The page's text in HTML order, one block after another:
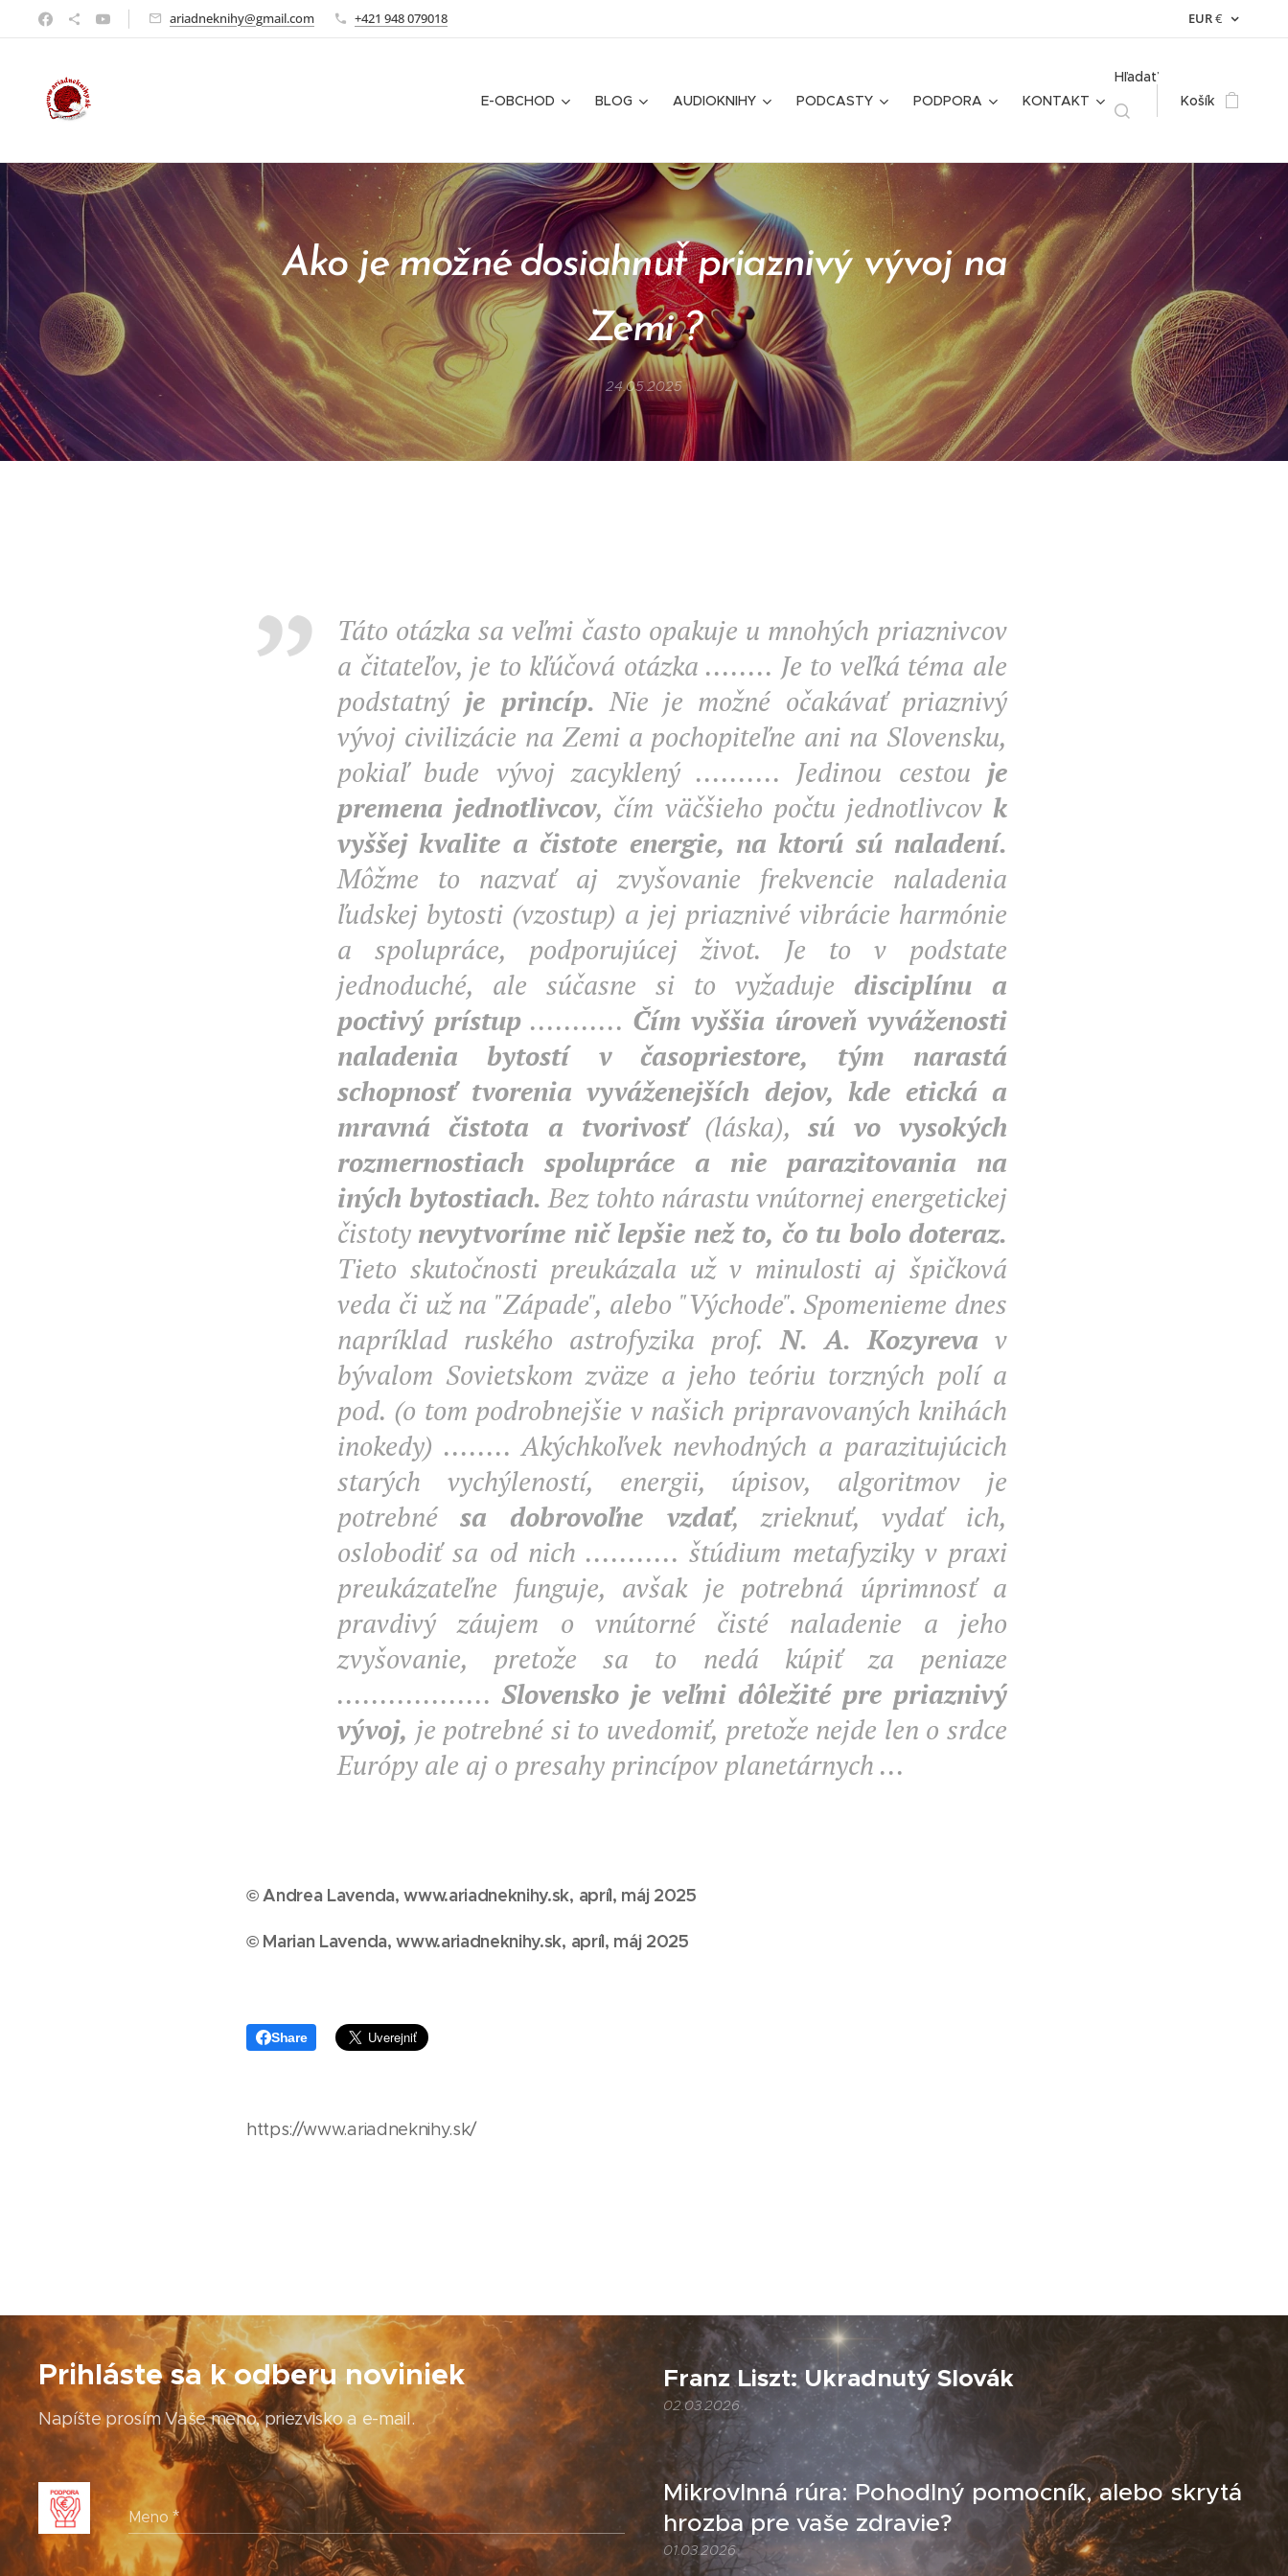
ariadneknihy@gmail.com +421 948 079018 EUR€
E-OBCHOD BLOG AUDIOKNIHY PODCASTY PODPORA KONTAKT
Hľadať
Košík
Ako je možné dosiahnuť priaznivý vývoj na
Zemi ?
24.05.2025
Táto otázka sa veľmi často opakuje u mnohých priaznivcov
a čitateľov, je to kľúčová otázka ........ Je to veľká téma ale
podstatný je princíp.Nie je možné očakávať priaznivý
vývoj civilizácie na Zemi a pochopiteľne ani na Slovensku,
pokiaľ bude vývoj zacyklený .......... Jedinou cestou je
premena jednotlivcov, čím väčšieho počtu jednotlivcovk
vyššej kvalite a čistote energie, na ktorú sú naladení.
Môžme to nazvať aj zvyšovanie frekvencie naladenia
ľudskej bytosti (vzostup) a jej priaznivé vibrácie harmónie
a spolupráce, podporujúcej život. Je to v podstate
jednoduché, ale súčasne si to vyžaduje disciplínu a
poctivý prístup........... Čím vyššia úroveň vyváženosti
naladenia bytostí v časopriestore, tým narastá
schopnosť tvorenia vyváženejších dejov, kde etická a
mravná čistota a tvorivosť(láska),sú vo vysokých
rozmernostiach spolupráce a nie parazitovania na
iných bytostiach. Bez tohto nárastu vnútornej energetickej
čistoty nevytvoríme nič lepšie než to, čo tu bolo doteraz.
Tieto skutočnosti preukázala už v minulosti aj špičková
veda či už na "Západe", alebo "Východe". Spomenieme dnes
napríklad ruského astrofyzika prof.N. A. Kozyreva v
bývalom Sovietskom zväze a jeho teóriu torzných polí a
pod. (o tom podrobnejšie v našich pripravovaných knihách
inokedy) ........ Akýchkoľvek nevhodných a parazitujúcich
starých vychýleností, energii, úpisov, algoritmov je
potrebnésa dobrovoľne vzdať, zrieknuť, vydať ich,
oslobodiť sa od nich ........... štúdium metafyziky v praxi
preukázateľne funguje, avšak je potrebná úprimnosť a
pravdivý záujem o vnútorné čisté naladenie a jeho
zvyšovanie, pretože sa to nedá kúpiť za peniaze
.................. Slovensko je veľmi dôležité pre priaznivý
vývoj, je potrebné si to uvedomiť, pretože nejde len o srdce
Európy ale aj o presahy princípov planetárnych ...
© Andrea Lavenda, www.ariadneknihy.sk, apríl, máj 2025
© Marian Lavenda, www.ariadneknihy.sk, apríl, máj 2025
Share
https://www.ariadneknihy.sk/
Prihláste sa k odberu noviniek
Napíšte prosím Vaše meno, priezvisko a e-mail.
Meno
Franz Liszt: Ukradnutý Slovák
02.03.2026
Mikrovlnná rúra: Pohodlný pomocník, alebo skrytá
hrozba pre vaše zdravie?
01.03.2026